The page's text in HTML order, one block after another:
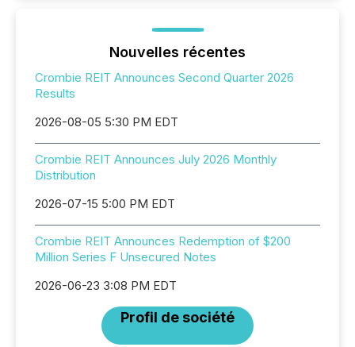
Nouvelles récentes
Crombie REIT Announces Second Quarter 2026
Results
2026-08-05 5:30 PM EDT
Crombie REIT Announces July 2026 Monthly
Distribution
2026-07-15 5:00 PM EDT
Crombie REIT Announces Redemption of $200
Million Series F Unsecured Notes
2026-06-23 3:08 PM EDT
Profil de société